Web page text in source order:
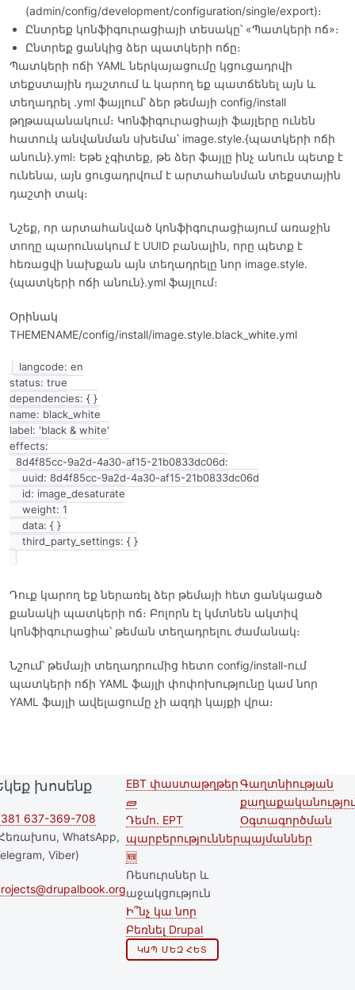
(admin/config/development/configuration/single/export)։
Ընտրեք կոնֆիգուրացիայի տեսակը՝ «Պատկերի ոճ»։
Ընտրեք ցանկից ձեր պատկերի ոճը։
Պատկերի ոճի YAML ներկայացումը կցուցադրվի
տեքստային դաշտում և կարող եք պատճենել այն և
տեղադրել .yml ֆայլում՝ ձեր թեմայի config/install
թղթապանակում։ Կոնֆիգուրացիայի ֆայլերը ունեն
հատուկ անվանման սխեմա՝ image.style.{պատկերի ոճի
անուն}.yml։ Եթե չգիտեք, թե ձեր ֆայլը ինչ անուն պետք է
ունենա, այն ցուցադրվում է արտահանման տեքստային
դաշտի տակ։
Նշեք, որ արտահանված կոնֆիգուրացիայում առաջին
տողը պարունակում է UUID բանալին, որը պետք է
հեռացվի նախքան այն տեղադրելը նոր image.style.
{պատկերի ոճի անուն}.yml ֆայլում։
Օրինակ
THEMENAME/config/install/image.style.black_white.yml
langcode: en
status: true
dependencies: { }
name: black_white
label: 'black & white'
effects:
Դուք կարող եք ներառել ձեր թեմայի հետ ցանկացած
քանակի պատկերի ոճ։ Բոլորն էլ կմտնեն ակտիվ
կոնֆիգուրացիա՝ թեման տեղադրելու ժամանակ։
Նշում՝ թեմայի տեղադրումից հետո config/install-ում
պատկերի ոճի YAML ֆայլի փոփոխությունը կամ նոր
YAML ֆայլի ավելացումը չի ազդի կայքի վրա։
խոսենք
637-369-708
WhatsApp,
Viber)
Second
footer
menu
EBT փաստաթղթեր
🧱
Դեմո. EPT
պարբերություններ
🆕
Ռեսուրսներ և
աջակցություն
Ի՞նչ կա նոր
Բեռնել Drupal
ԿԱՊ ՄԵԶ ՀԵՏ
Footer menu
Գաղտնիության
Օգտագործման
պայմաններ